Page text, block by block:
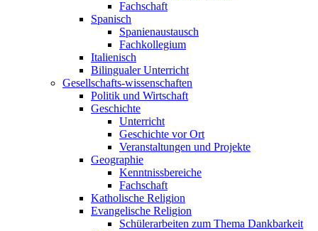
Fachschaft
Spanisch
Spanienaustausch
Fachkollegium
Italienisch
Bilingualer Unterricht
Gesellschafts-wissenschaften
Politik und Wirtschaft
Geschichte
Unterricht
Geschichte vor Ort
Veranstaltungen und Projekte
Geographie
Kenntnissbereiche
Fachschaft
Katholische Religion
Evangelische Religion
Schülerarbeiten zum Thema Dankbarkeit